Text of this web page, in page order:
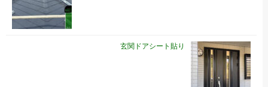
玄関ドアシート貼り